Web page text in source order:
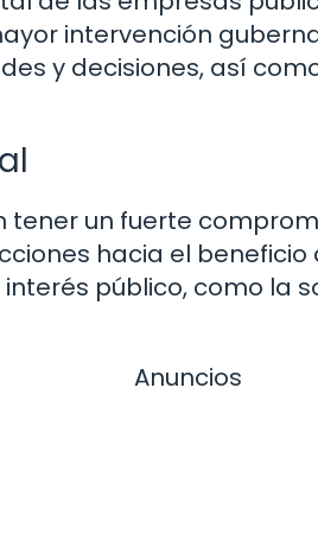
intervención
y decisiones, así
tener un fuerte
hacia el beneficio
público, como la
Anuncios